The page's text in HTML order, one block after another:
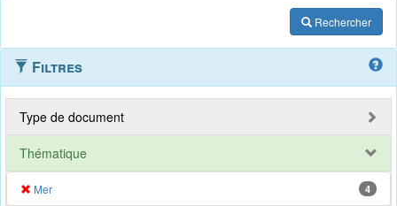
Rechercher
Filtres
Type de document
Thématique
Mer 4